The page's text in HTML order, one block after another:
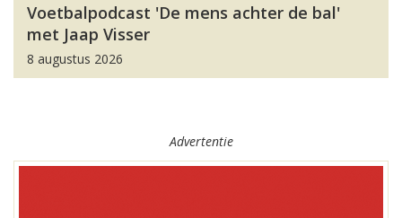
Voetbalpodcast 'De mens achter de bal'
met Jaap Visser
8 augustus 2026
Advertentie